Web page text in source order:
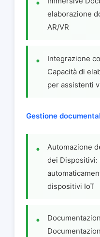
elaborazione
AR/VR
Integrazione
Capacità di
per assistenti
Gestione
Automazione
dei Dispositivi:
dispositivi IoT